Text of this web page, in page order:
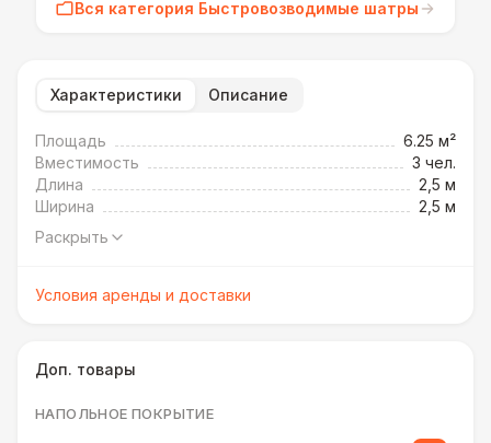
Вся категория Быстровозводимые шатры
Характеристики Описание
Площадь
6.25 м²
Вместимость
3 чел.
Длина
2,5 м
Ширина
2,5 м
Раскрыть
Условия аренды и доставки
Доп. товары
НАПОЛЬНОЕ ПОКРЫТИЕ